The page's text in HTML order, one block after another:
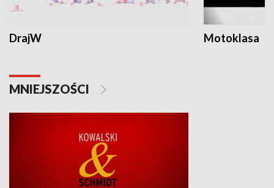
DrajW Motoklasa
MNIEJSZOŚCI